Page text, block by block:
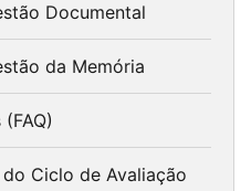
Documental
da Memória
Ciclo de Avaliação